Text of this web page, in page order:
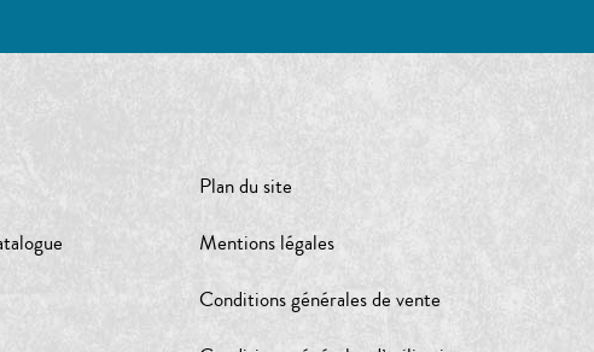
Plan du site
Mentions légales
Conditions générales de vente